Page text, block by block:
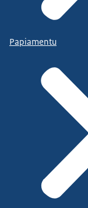
Papiamentu